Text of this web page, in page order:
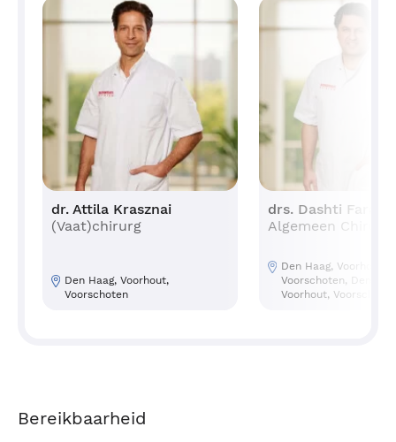
dr. Attila Krasznai
(Vaat)chirurg
Den Haag, Voorhout,
Voorschoten
drs. Dashti Faraj
Algemeen Chirurg
Den Haag, Voorhout,
Voorschoten, Den
Voorhout, Voorschoten
Bereikbaarheid